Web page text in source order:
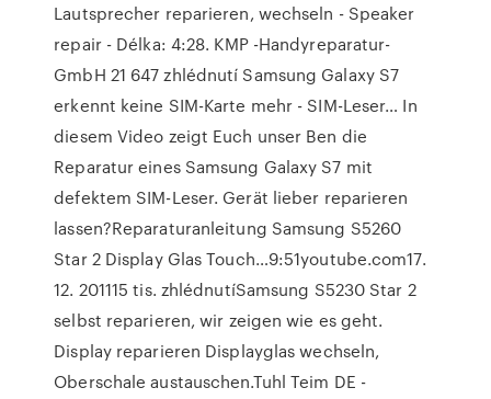
Lautsprecher reparieren, wechseln - Speaker
repair - Délka: 4:28. KMP -Handyreparatur-
GmbH 21 647 zhlédnutí Samsung Galaxy S7
erkennt keine SIM-Karte mehr - SIM-Leser… In
diesem Video zeigt Euch unser Ben die
Reparatur eines Samsung Galaxy S7 mit
defektem SIM-Leser. Gerät lieber reparieren
lassen?Reparaturanleitung Samsung S5260
Star 2 Display Glas Touch…9:51youtube.com17.
12. 201115 tis. zhlédnutíSamsung S5230 Star 2
selbst reparieren, wir zeigen wie es geht.
Display reparieren Displayglas wechseln,
Oberschale austauschen.Tuhl Teim DE -